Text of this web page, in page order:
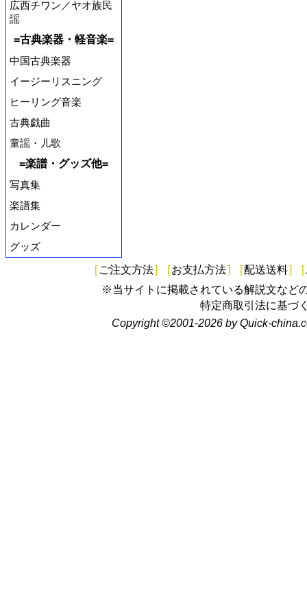
広西チワン／ヤオ族民
謡
=古典楽器・軽音楽=
中国古典楽器
イージーリスニング
ヒーリング音楽
古典戯曲
童謡・儿歌
=楽譜・グッズ他=
写真集
楽譜集
カレンダー
グッズ
[ ご注文方法] [お支払方法] [配送送料] [
※当サイトに掲載されている解説文など
特定商取引法に基づ
Copyright ©2001-2026 by Quick-